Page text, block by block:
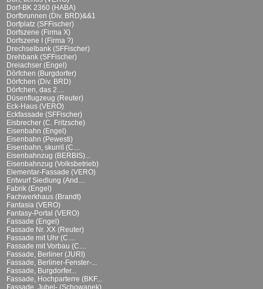
Dorf-BK 2360 (HABA)
Dorfbrunnen (Div. BRD)&&1
Dorfplatz (SFFischer)
Dorfszene (Firma X)
Dorfszene I (Firma ?)
Drechselbank (SFFischer)
Drehbank (SFFischer)
Dreiachser (Engel)
Dörfchen (Burgdorfer)
Dörfchen (Div. BRD)
Dörfchen, das 2....
Düsenflugzeug (Reuter)
Eck-Haus (VERO)
Eckfassade (SFFischer)
Eisbrecher (C. Fritzsche)
Eisenbahn (Engel)
Eisenbahn (Pewesti)
Eisenbahn, skurril (C....
Eisenbahnzug (BERBIS)...
Eisenbahnzug (Volksbetrieb)
Elementar-Fassade (VERO)
Entwurf Siedlung (And....
Fabrik (Engel)
Fachwerkhaus (Brandt)
Fantasia (VERO)
Fantasy-Portal (VERO)
Fassade (Engel)
Fassade Nr. XX (Reuter)
Fassade mit Uhr (C....
Fassade mit Vorbau (C....
Fassade, Berliner (JURI)
Fassade, Berliner-Fenster-...
Fassade, Burgdorfer...
Fassade, Hochparterre (BKF...
Fassade, Jubel- (Schowanek)